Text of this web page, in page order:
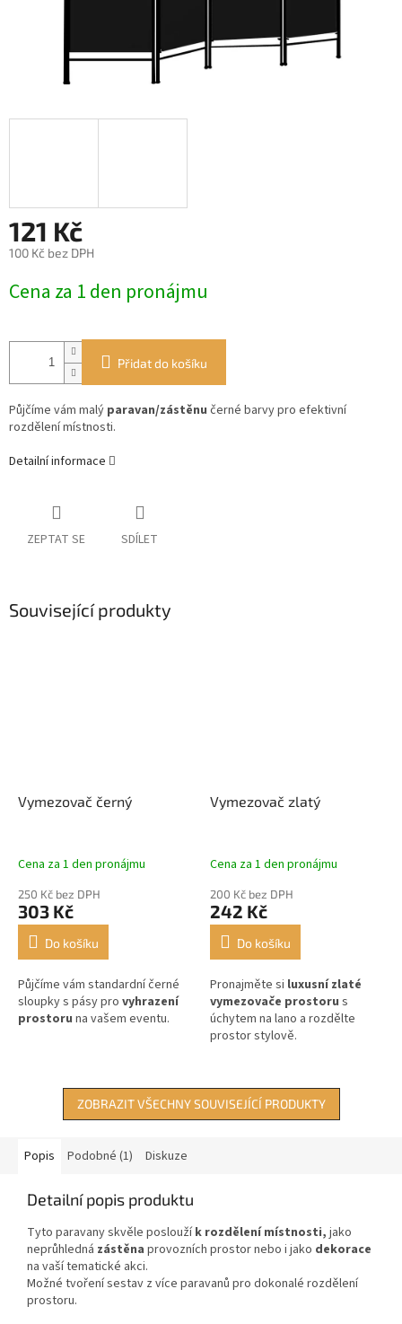
121 Kč
100 Kč bez DPH
cena:
Cena za 1 den pronájmu
Přidat do košíku
Půjčíme vám malý paravan/zástěnu černé barvy pro efektivní
rozdělení místnosti.
Detailní informace
ZEPTAT SE SDÍLET
Související produkty
Vymezovač černý
Cena za 1 den pronájmu
250 Kč bez DPH
303 Kč
Do košíku
Půjčíme vám standardní černé
sloupky s pásy pro vyhrazení
prostoru na vašem eventu.
Vymezovač zlatý
Cena za 1 den pronájmu
200 Kč bez DPH
242 Kč
Do košíku
Pronajměte si luxusní zlaté
vymezovače prostoru s
úchytem na lano a rozdělte
prostor stylově.
ZOBRAZIT VŠECHNY SOUVISEJÍCÍ PRODUKTY
Popis Podobné (1) Diskuze
Detailní popis produktu
Tyto paravany skvěle posloužík rozdělení místnosti, jako
neprůhledná zástěna provozních prostor nebo i jako dekorace
na vaší tematické akci.
Možné tvoření sestav z více paravanů pro dokonalé rozdělení
prostoru.